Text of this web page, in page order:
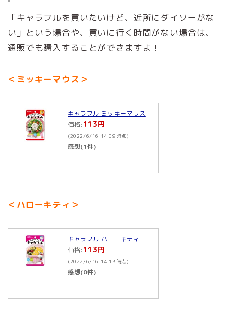
「キャラフルを買いたいけど、近所にダイソーがな
い」という場合や、買いに行く時間がない場合は、
通販でも購入することができますよ！
＜ミッキーマウス＞
キャラフル ミッキーマウス
価格: 113円
(2022/6/16 14:09時点)
感想(1件)
＜ハローキティ＞
キャラフル ハローキティ
価格: 113円
(2022/6/16 14:13時点)
感想(0件)